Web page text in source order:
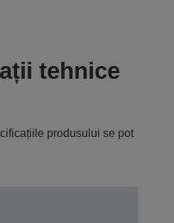
tehnice
produsului se pot